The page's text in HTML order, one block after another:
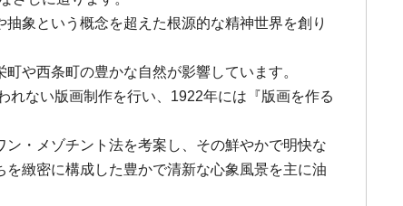
象という概念を超えた根源的な精神世界を創り
や西条町の豊かな自然が影響しています。
ない版画制作を行い、1922年には『版画を作る
・メゾチント法を考案し、その鮮やかで明快な
緻密に構成した豊かで清新な心象風景を主に油